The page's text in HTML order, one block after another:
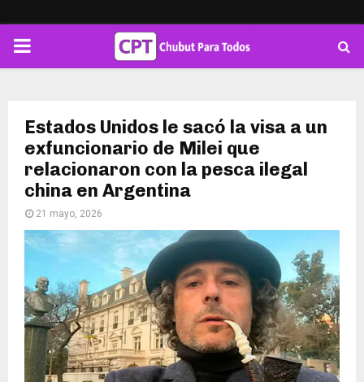
PRIMARY
Estados Unidos le sacó la visa a un
exfuncionario de Milei que
relacionaron con la pesca ilegal
china en Argentina
21 mayo, 2026